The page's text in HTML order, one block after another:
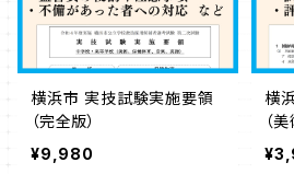
横浜市 実技試験実施要領
（完全版）
¥9,980
横
（美